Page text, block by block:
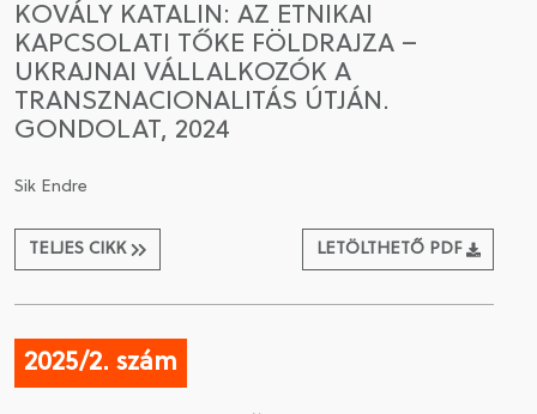
KOVÁLY KATALIN: AZ ETNIKAI
KAPCSOLATI TŐKE FÖLDRAJZA –
UKRAJNAI VÁLLALKOZÓK A
TRANSZNACIONALITÁS ÚTJÁN.
GONDOLAT, 2024
Sik Endre
TELJES CIKK LETÖLTHETŐ PDF
2025/2. szám